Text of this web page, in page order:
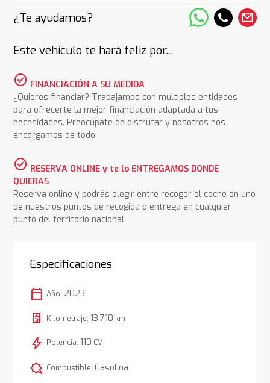
¿Te ayudamos?
Este vehículo te hará feliz por...
check_circle FINANCIACIÓN A SU MEDIDA
¿Quieres financiar? Trabajamos con multiples entidades
para ofrecerte la mejor financiación adaptada a tus
necesidades. Preocúpate de disfrutar y nosotros nos
encargamos de todo
check_circle RESERVA ONLINE y te lo ENTREGAMOS DONDE
QUIERAS
Reserva online y podrás elegir entre recoger el coche en uno
de nuestros puntos de recogida o entrega en cualquier
punto del territorio nacional.
Especificaciones
calendar_today Año: 2023
Kilometraje: 13.710 km
bolt Potencia: 110 CV
comic_bubble Combustible: Gasolina